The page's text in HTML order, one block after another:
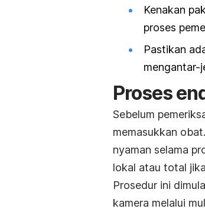
Kenakan
proses
Pastikan
mengantar-
Proses
Sebelum
memasukkan
nyaman selama
lokal atau total
Prosedur ini
kamera melalui